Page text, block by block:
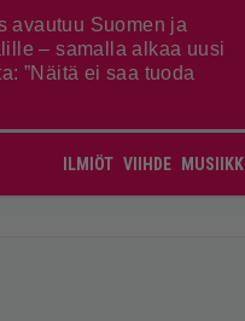
avautuu Suomen ja
– samalla alkaa uusi
”Näitä ei saa tuoda
ILMIÖT VIIHDE MUSIIKKI